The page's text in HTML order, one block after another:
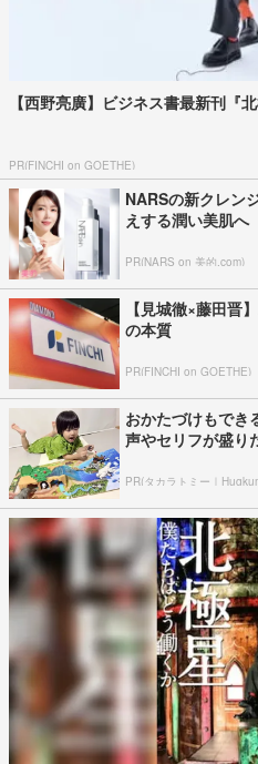
【西野亮廣】ビジネス書最新刊『
PR(FINCHI on GOETHE)
NARSの新クレン
えする潤い美肌へ
PR(NARS on 美的.com)
【見城徹×藤田晋
の本質
PR(FINCHI on GOETHE)
おかたづけもでき
声やセリフが盛
PR(タカラトミー｜